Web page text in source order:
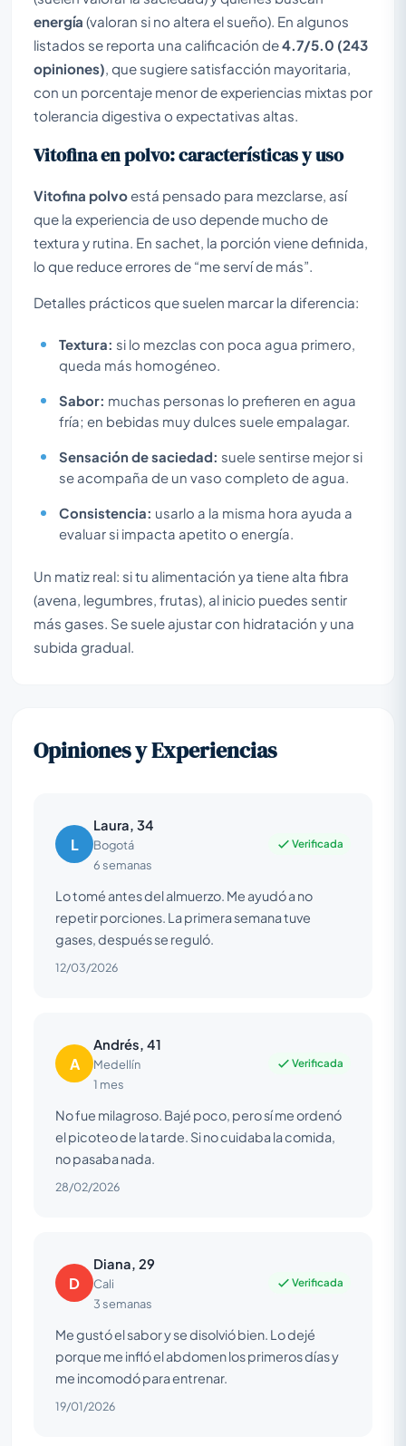
energía (valoran si no altera el sueño). En algunos
listados se reporta una calificación de4.7/5.0 (243
opiniones) , que sugiere satisfacción mayoritaria,
con un porcentaje menor de experiencias mixtas por
tolerancia digestiva o expectativas altas.
Vitofina en polvo: características y uso
Vitofina polvoestá pensado para mezclarse, así
que la experiencia de uso depende mucho de
textura y rutina. En sachet, la porción viene definida,
lo que reduce errores de “me serví de más”.
Detalles prácticos que suelen marcar la diferencia:
Textura: si lo mezclas con poca agua primero,
queda más homogéneo.
Sabor: muchas personas lo prefieren en agua
fría; en bebidas muy dulces suele empalagar.
Sensación de saciedad: suele sentirse mejor si
se acompaña de un vaso completo de agua.
Consistencia: usarlo a la misma hora ayuda a
evaluar si impacta apetito o energía.
Un matiz real: si tu alimentación ya tiene alta fibra
(avena, legumbres, frutas), al inicio puedes sentir
más gases. Se suele ajustar con hidratación y una
subida gradual.
Opiniones y Experiencias
L
Laura, 34
Bogotá
6 semanas
Verificada
Lo tomé antes del almuerzo. Me ayudó a no
repetir porciones. La primera semana tuve
gases, después se reguló.
12/03/2026
A
Andrés, 41
Medellín
1 mes
Verificada
No fue milagroso. Bajé poco, pero sí me ordenó
el picoteo de la tarde. Si no cuidaba la comida,
no pasaba nada.
28/02/2026
D
Diana, 29
Cali
3 semanas
Verificada
Me gustó el sabor y se disolvió bien. Lo dejé
porque me infló el abdomen los primeros días y
me incomodó para entrenar.
19/01/2026